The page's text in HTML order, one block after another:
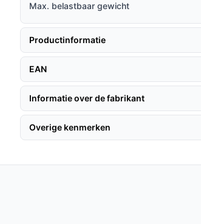
Max. belastbaar gewicht
Productinformatie
EAN
Informatie over de fabrikant
Overige kenmerken